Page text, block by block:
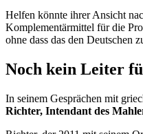
Helfen könnte ihrer Ansicht
Komplementärmittel für die
ohne dass das den Deutschen
Noch kein Leiter
In seinem Gesprächen mit
Richter, Intendant des